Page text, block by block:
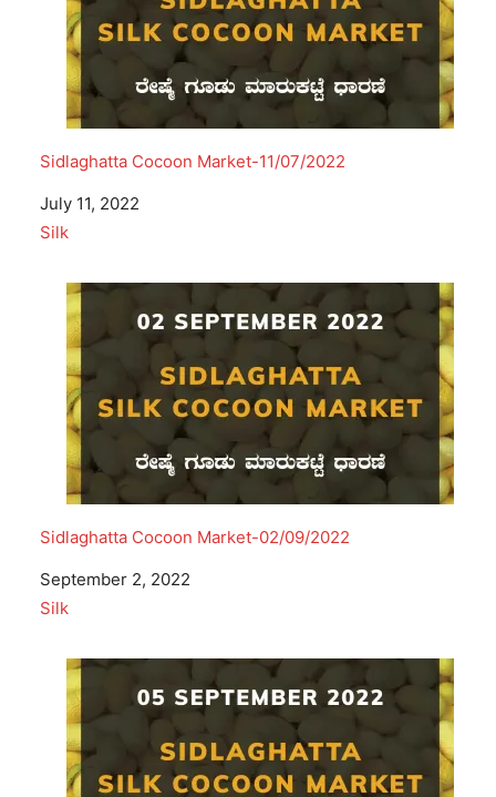
Sidlaghatta Cocoon Market-11/07/2022
Date
July 11, 2022
In relation to
Silk
Sidlaghatta Cocoon Market-02/09/2022
Date
September 2, 2022
In relation to
Silk